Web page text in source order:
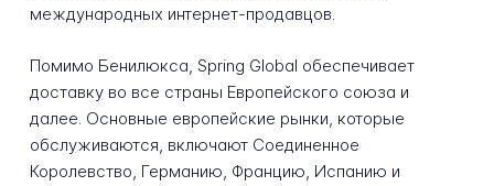
международных интернет-продавцов.
Помимо Бенилюкса, Spring Global обеспечивает
доставку во все страны Европейского союза и
далее. Основные европейские рынки, которые
обслуживаются, включают Соединенное
Королевство, Германию, Францию, Испанию и